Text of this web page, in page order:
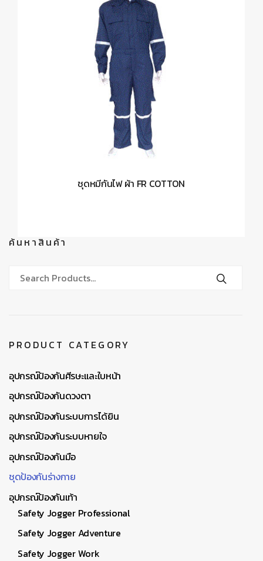
ชุดหมีกันไฟ ผ้า FR COTTON
ค้นหาสินค้า
PRODUCT CATEGORY
อุปกรณ์ป้องกันศีรษะและใบหน้า
อุปกรณ์ป้องกันดวงตา
อุปกรณ์ป้องกันระบบการได้ยิน
อุปกรณ์ป้องกันระบบหายใจ
อุปกรณ์ป้องกันมือ
ชุดป้องกันร่างกาย
อุปกรณ์ป้องกันเท้า
Safety Jogger Professional
Safety Jogger Adventure
Safety Jogger Work